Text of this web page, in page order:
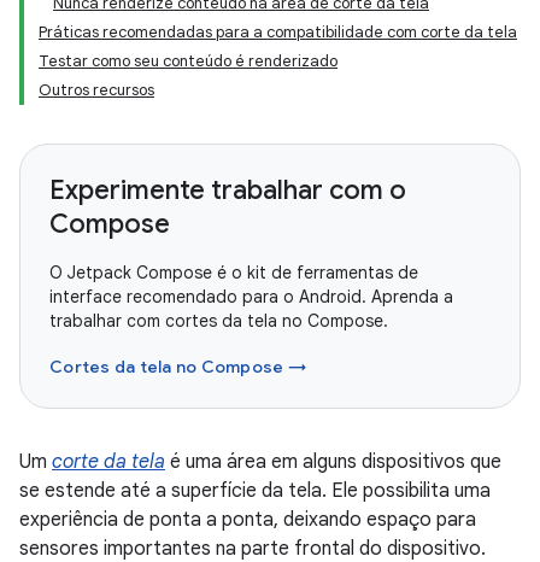
Práticas recomendadas para a compatibilidade com corte da tela
Testar como seu conteúdo é renderizado
Outros recursos
Experimente trabalhar com o
Compose
O Jetpack Compose é o kit de ferramentas de
interface recomendado para o Android. Aprenda a
trabalhar com cortes da tela no Compose.
Cortes da tela no Compose →
Um corte da tela é uma área em alguns dispositivos que
se estende até a superfície da tela. Ele possibilita uma
experiência de ponta a ponta, deixando espaço para
sensores importantes na parte frontal do dispositivo.